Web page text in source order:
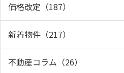
価格改定（187）
新着物件（217）
不動産コラム（26）